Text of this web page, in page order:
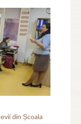
din Școala